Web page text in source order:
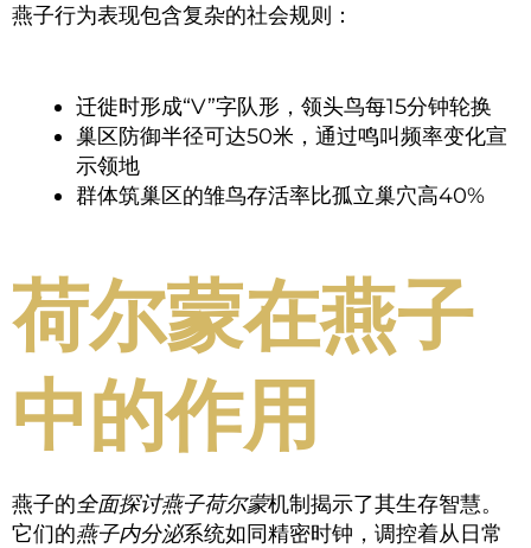
燕子行为表现包含复杂的社会规则：
迁徙时形成“V”字队形，领头鸟每15分钟轮换
巢区防御半径可达50米，通过鸣叫频率变化宣
示领地
群体筑巢区的雏鸟存活率比孤立巢穴高40%
荷尔蒙在燕子
中的作用
燕子的全面探讨燕子荷尔蒙机制揭示了其生存智慧。
它们的燕子内分泌系统如同精密时钟，调控着从日常